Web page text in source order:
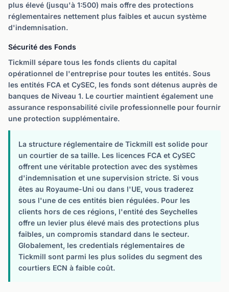
plus élevé (jusqu'à 1:500) mais offre des protections
réglementaires nettement plus faibles et aucun système
d'indemnisation.
Sécurité des Fonds
Tickmill sépare tous les fonds clients du capital
opérationnel de l'entreprise pour toutes les entités. Sous
les entités FCA et CySEC, les fonds sont détenus auprès de
banques de Niveau 1. Le courtier maintient également une
assurance responsabilité civile professionnelle pour fournir
une protection supplémentaire.
La structure réglementaire de Tickmill est solide pour
un courtier de sa taille. Les licences FCA et CySEC
offrent une véritable protection avec des systèmes
d'indemnisation et une supervision stricte. Si vous
êtes au Royaume-Uni ou dans l'UE, vous traderez
sous l'une de ces entités bien régulées. Pour les
clients hors de ces régions, l'entité des Seychelles
offre un levier plus élevé mais des protections plus
faibles, un compromis standard dans le secteur.
Globalement, les credentials réglementaires de
Tickmill sont parmi les plus solides du segment des
courtiers ECN à faible coût.